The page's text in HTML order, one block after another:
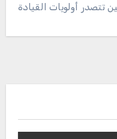
تتصدر أولويات القيادة